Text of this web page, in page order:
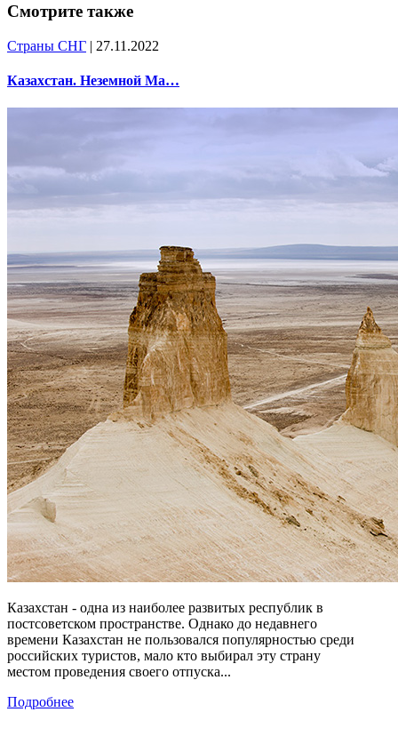
Смотрите также
Страны СНГ | 27.11.2022
Казахстан. Неземной Ма…
Казахстан - одна из наиболее развитых республик в
постсоветском пространстве. Однако до недавнего
времени Казахстан не пользовался популярностью среди
российских туристов, мало кто выбирал эту страну
местом проведения своего отпуска...
Подробнее